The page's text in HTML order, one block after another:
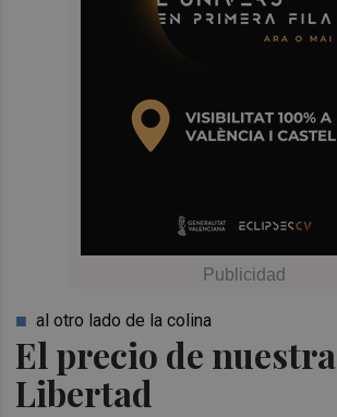
El precio de nuestra
Libertad
al otro lado de la colina